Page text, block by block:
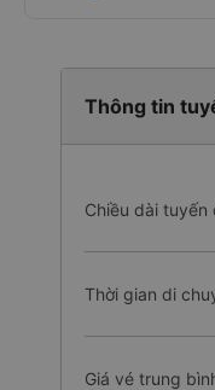
Thông tin
Chiều dài tuyến
Thời gian di
Giá vé trung